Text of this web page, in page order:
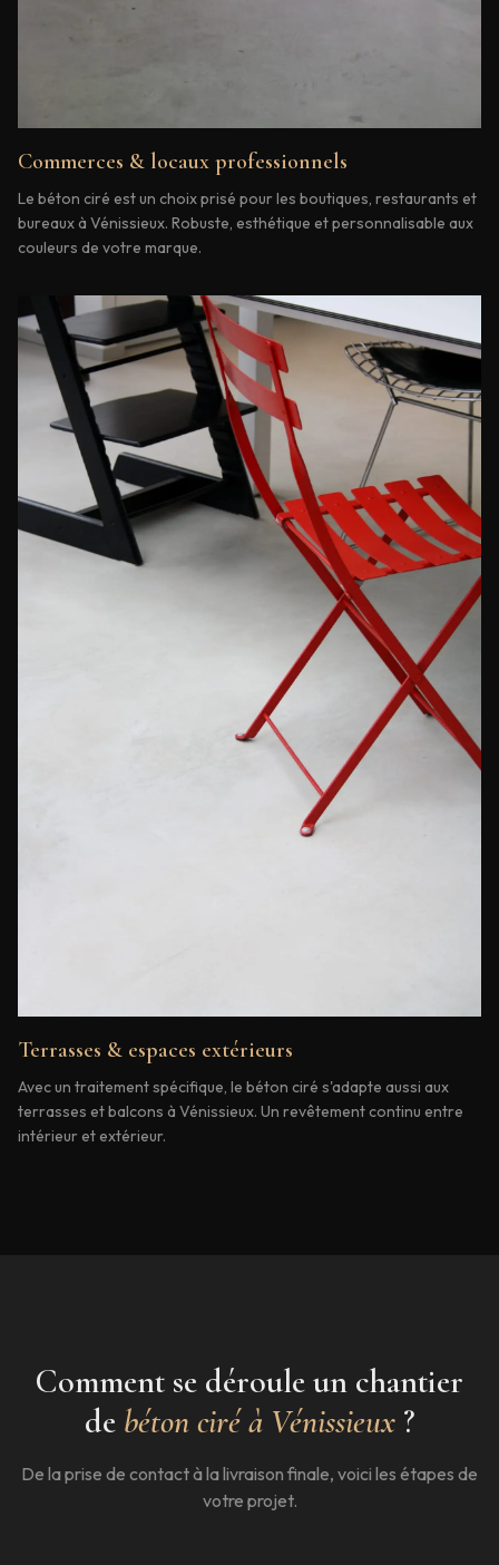
Commerces & locaux professionnels
Le béton ciré est un choix prisé pour les boutiques, restaurants et
bureaux à Vénissieux. Robuste, esthétique et personnalisable aux
couleurs de votre marque.
Terrasses & espaces extérieurs
Avec un traitement spécifique, le béton ciré s'adapte aussi aux
terrasses et balcons à Vénissieux. Un revêtement continu entre
intérieur et extérieur.
Comment se déroule un chantier
de béton ciré à Vénissieux?
De la prise de contact à la livraison finale, voici les étapes de
votre projet.